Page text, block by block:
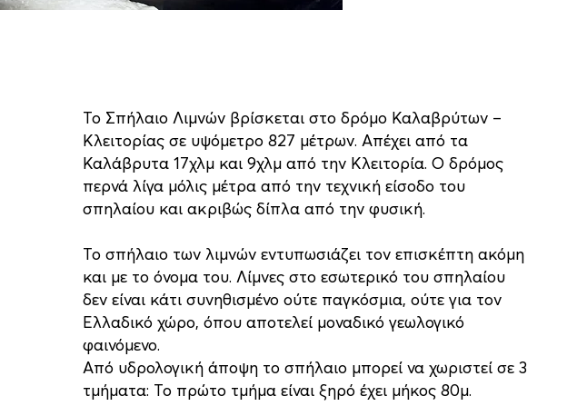
Το Σπήλαιο Λιμνών βρίσκεται στο δρόμο Καλαβρύτων –
Κλειτορίας σε υψόμετρο 827 μέτρων. Απέχει από τα
Καλάβρυτα 17χλμ και 9χλμ από την Κλειτορία. Ο δρόμος
περνά λίγα μόλις μέτρα από την τεχνική είσοδο του
σπηλαίου και ακριβώς δίπλα από την φυσική.
Το σπήλαιο των λιμνών εντυπωσιάζει τον επισκέπτη ακόμη
και με το όνομα του. Λίμνες στο εσωτερικό του σπηλαίου
δεν είναι κάτι συνηθισμένο ούτε παγκόσμια, ούτε για τον
Ελλαδικό χώρο, όπου αποτελεί μοναδικό γεωλογικό
φαινόμενο.
Από υδρολογική άποψη το σπήλαιο μπορεί να χωριστεί σε 3
τμήματα: Το πρώτο τμήμα είναι ξηρό έχει μήκος 80μ.